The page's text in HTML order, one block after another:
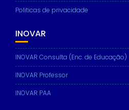
Politicas de privacidade
INOVAR
INOVAR Consulta (Enc. de Educação)
INOVAR Professor
INOVAR PAA